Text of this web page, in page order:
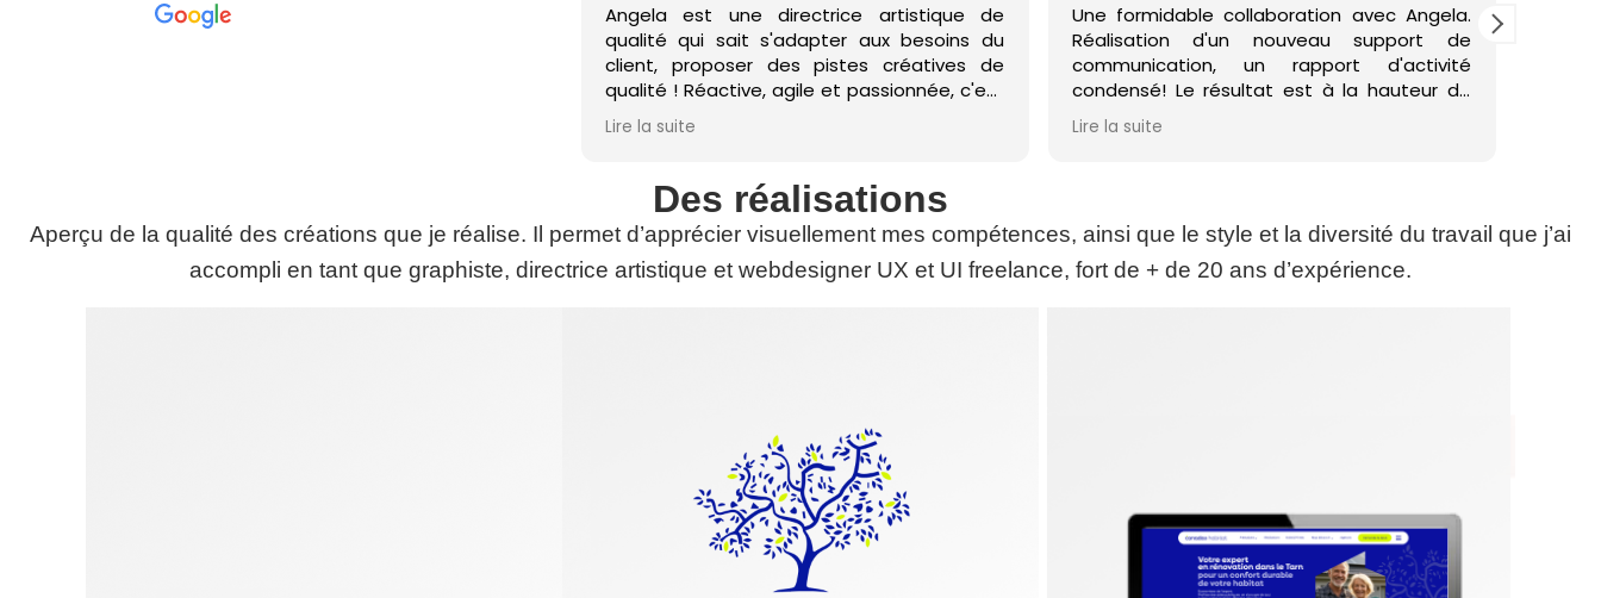
Angela est une directrice artistique de
qualité qui sait s'adapter aux besoins du
client, proposer des pistes créatives de
qualité ! Réactive, agile et passionnée, c'est
un élément clé pour la réussite de votre
projet web !
Lire la suite
Une formidable collaboration avec Angela.
Réalisation d'un nouveau support de
communication, un rapport d'activité
condensé! Le résultat est à la hauteur de
nos attentes! Le laps de temps imparti était
court, Angela est réactive, elle a su nous
Lire la suite
J'ai travaillé
refonte de
de l'identité
a été très à
refaire appel
Des réalisations
Aperçu de la qualité des créations que je réalise. Il permet d’apprécier visuellement mes compétences, ainsi que le style et la diversité du travail que j’ai
accompli en tant que graphiste, directrice artistique et webdesigner UX et UI freelance, fort de + de 20 ans d’expérience.